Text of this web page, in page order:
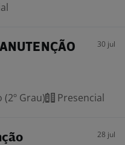
30 jul
Grau) Presencial
28 jul